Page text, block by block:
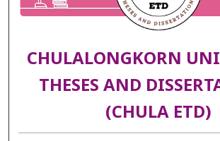
CHULALONGKORN
THESES AND
(CHULA ETD)